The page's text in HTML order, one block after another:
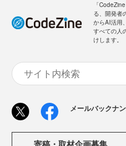
「
る、開発者
からAI活用
すべての人
けします。
メールバックナ
寄稿・取材企画募集